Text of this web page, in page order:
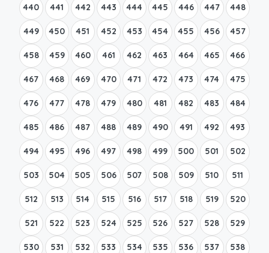
440 441 442 443 444 445 446 447 448
449 450 451 452 453 454 455 456 457
458 459 460 461 462 463 464 465 466
467 468 469 470 471 472 473 474 475
476 477 478 479 480 481 482 483 484
485 486 487 488 489 490 491 492 493
494 495 496 497 498 499 500 501 502
503 504 505 506 507 508 509 510 511
512 513 514 515 516 517 518 519 520
521 522 523 524 525 526 527 528 529
530 531 532 533 534 535 536 537 538